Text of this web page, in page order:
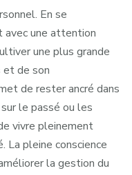
En se
avec une attention
une plus grande
et de son
de rester ancré dans
le passé ou les
vivre pleinement
La pleine conscience
la gestion du